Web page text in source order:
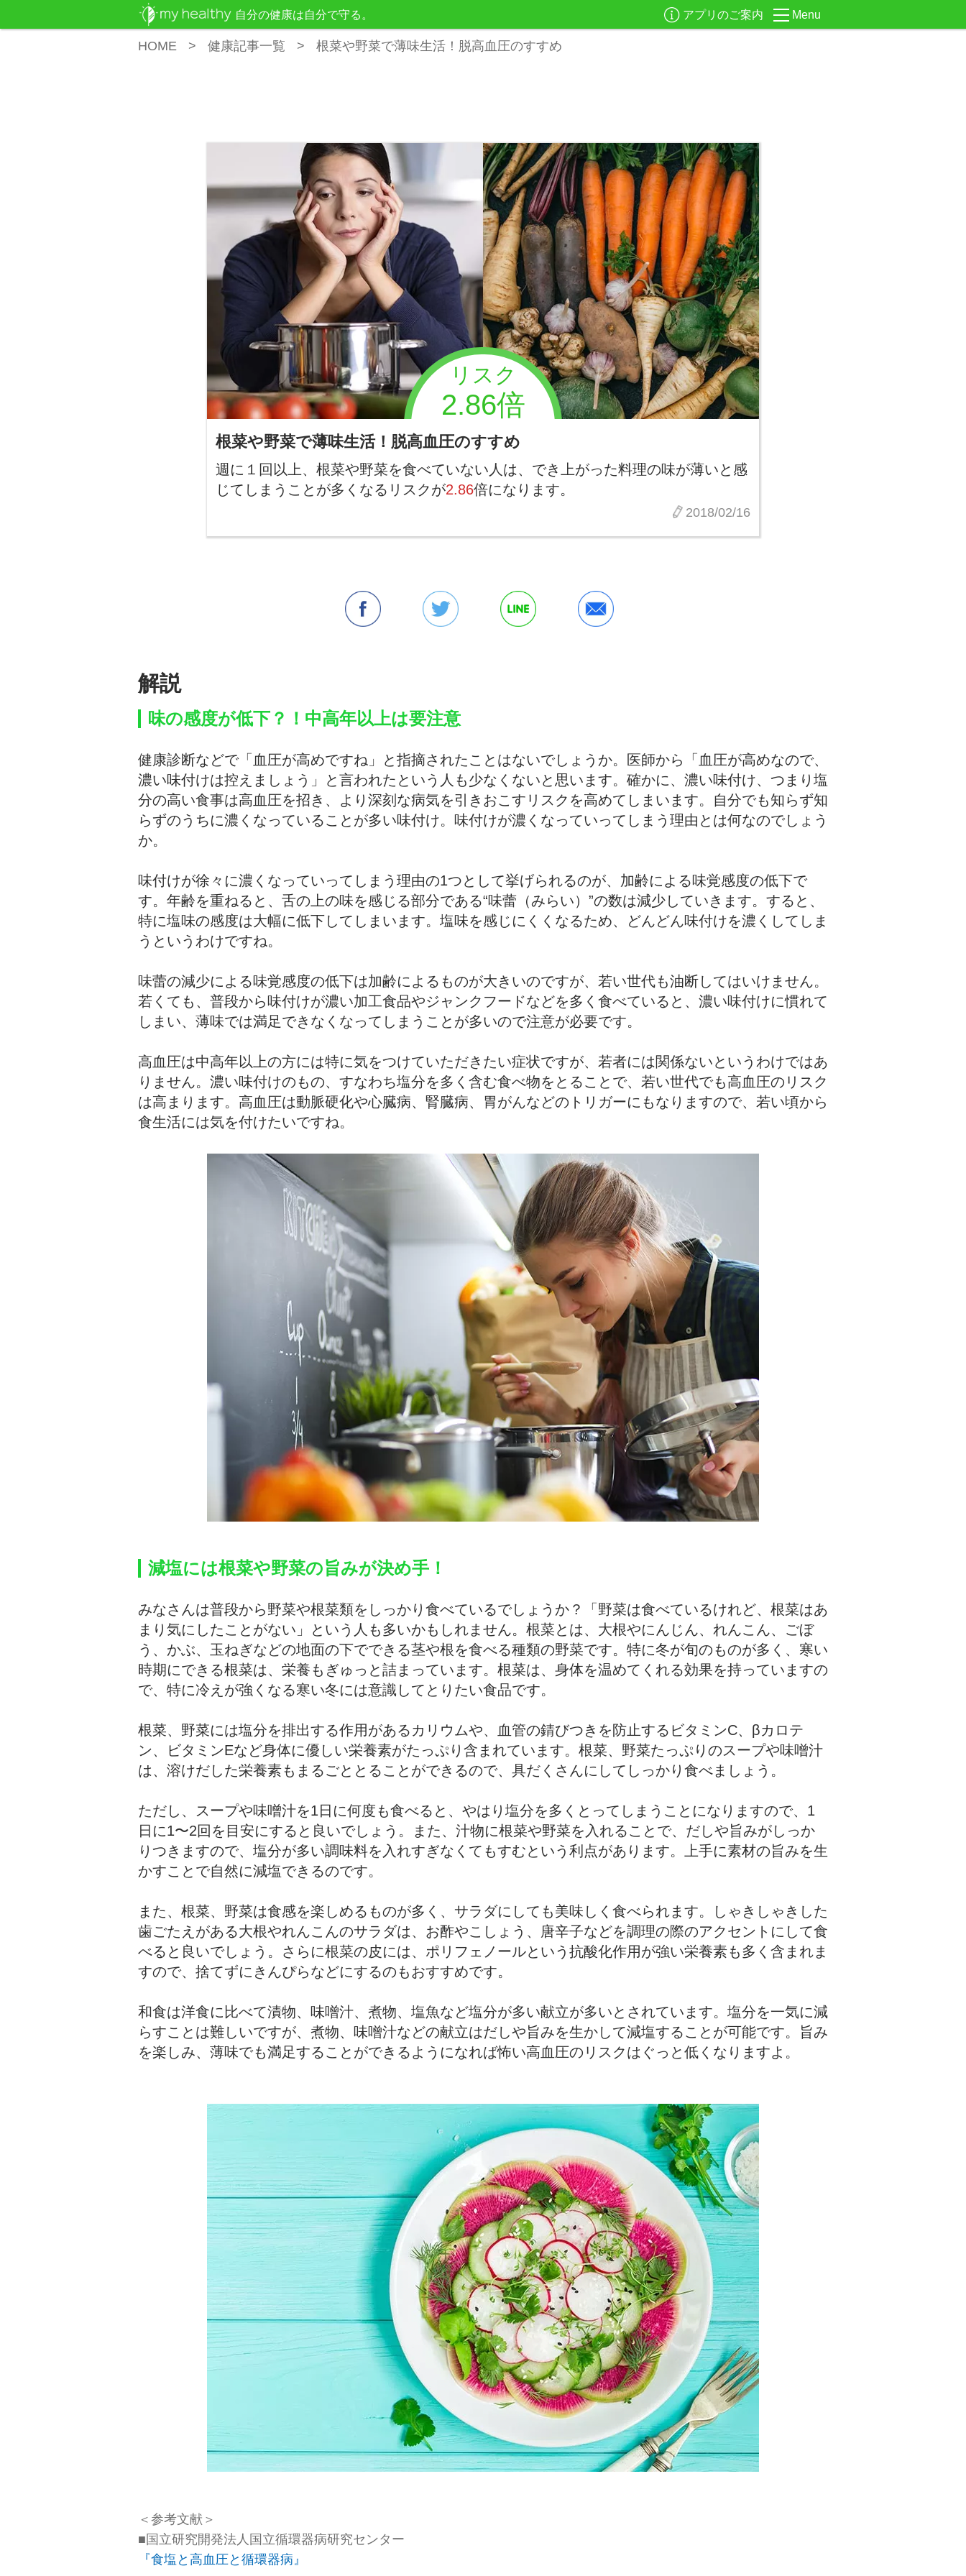
HOME 健康記事一覧 根菜や野菜で薄味生活！脱高血圧のすすめ
リスク
2.86倍
根菜や野菜で薄味生活！脱高血圧のすすめ
週に１回以上、根菜や野菜を食べていない人は、でき上がった料理の味が薄いと感
じてしまうことが多くなるリスクが2.86倍になります。
2018/02/16
解説
味の感度が低下？！中高年以上は要注意
健康診断などで「血圧が高めですね」と指摘されたことはないでしょうか。医師から「血圧が高めなので、
濃い味付けは控えましょう」と言われたという人も少なくないと思います。確かに、濃い味付け、つまり塩
分の高い食事は高血圧を招き、より深刻な病気を引きおこすリスクを高めてしまいます。自分でも知らず知
らずのうちに濃くなっていることが多い味付け。味付けが濃くなっていってしまう理由とは何なのでしょう
か。
味付けが徐々に濃くなっていってしまう理由の1つとして挙げられるのが、加齢による味覚感度の低下で
す。年齢を重ねると、舌の上の味を感じる部分である“味蕾（みらい）”の数は減少していきます。すると、
特に塩味の感度は大幅に低下してしまいます。塩味を感じにくくなるため、どんどん味付けを濃くしてしま
うというわけですね。
味蕾の減少による味覚感度の低下は加齢によるものが大きいのですが、若い世代も油断してはいけません。
若くても、普段から味付けが濃い加工食品やジャンクフードなどを多く食べていると、濃い味付けに慣れて
しまい、薄味では満足できなくなってしまうことが多いので注意が必要です。
高血圧は中高年以上の方には特に気をつけていただきたい症状ですが、若者には関係ないというわけではあ
りません。濃い味付けのもの、すなわち塩分を多く含む食べ物をとることで、若い世代でも高血圧のリスク
は高まります。高血圧は動脈硬化や心臓病、腎臓病、胃がんなどのトリガーにもなりますので、若い頃から
食生活には気を付けたいですね。
減塩には根菜や野菜の旨みが決め手！
みなさんは普段から野菜や根菜類をしっかり食べているでしょうか？「野菜は食べているけれど、根菜はあ
まり気にしたことがない」という人も多いかもしれません。根菜とは、大根やにんじん、れんこん、ごぼ
う、かぶ、玉ねぎなどの地面の下でできる茎や根を食べる種類の野菜です。特に冬が旬のものが多く、寒い
時期にできる根菜は、栄養もぎゅっと詰まっています。根菜は、身体を温めてくれる効果を持っていますの
で、特に冷えが強くなる寒い冬には意識してとりたい食品です。
根菜、野菜には塩分を排出する作用があるカリウムや、血管の錆びつきを防止するビタミンC、βカロテ
ン、ビタミンEなど身体に優しい栄養素がたっぷり含まれています。根菜、野菜たっぷりのスープや味噌汁
は、溶けだした栄養素もまるごととることができるので、具だくさんにしてしっかり食べましょう。
ただし、スープや味噌汁を1日に何度も食べると、やはり塩分を多くとってしまうことになりますので、1
日に1〜2回を目安にすると良いでしょう。また、汁物に根菜や野菜を入れることで、だしや旨みがしっか
りつきますので、塩分が多い調味料を入れすぎなくてもすむという利点があります。上手に素材の旨みを生
かすことで自然に減塩できるのです。
また、根菜、野菜は食感を楽しめるものが多く、サラダにしても美味しく食べられます。しゃきしゃきした
歯ごたえがある大根やれんこんのサラダは、お酢やこしょう、唐辛子などを調理の際のアクセントにして食
べると良いでしょう。さらに根菜の皮には、ポリフェノールという抗酸化作用が強い栄養素も多く含まれま
すので、捨てずにきんぴらなどにするのもおすすめです。
和食は洋食に比べて漬物、味噌汁、煮物、塩魚など塩分が多い献立が多いとされています。塩分を一気に減
らすことは難しいですが、煮物、味噌汁などの献立はだしや旨みを生かして減塩することが可能です。旨み
を楽しみ、薄味でも満足することができるようになれば怖い高血圧のリスクはぐっと低くなりますよ。
＜参考文献＞
■国立研究開発法人国立循環器病研究センター
『食塩と高血圧と循環器病』
自分の健康は自分で守る。 アプリのご案内 Menu